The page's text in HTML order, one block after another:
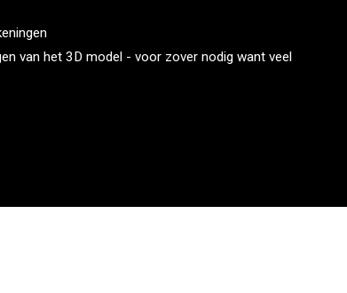
van het 3D model - voor zover nodig want veel